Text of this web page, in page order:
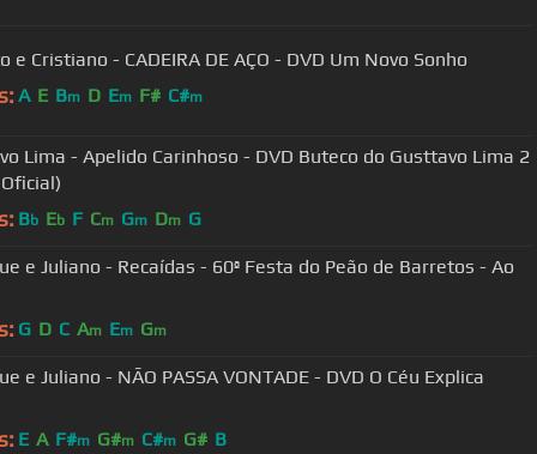
e Cristiano - CADEIRA DE AÇO - DVD Um Novo Sonho
A E Bm D Em F# C#m
Lima - Apelido Carinhoso - DVD Buteco do Gusttavo Lima 2
Bb Eb F Cm Gm Dm G
e Juliano - Recaídas - 60ª Festa do Peão de Barretos - Ao
G D C Am Em Gm
e Juliano - NÃO PASSA VONTADE - DVD O Céu Explica
E A F#m G#m C#m G# B